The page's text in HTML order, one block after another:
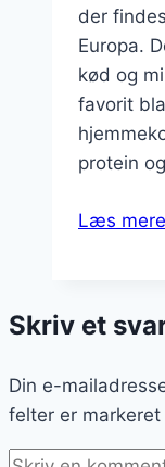
der
Europa.
kød og
favorit
protein
Læs mere
Skriv et
Din e-
felter er markeret